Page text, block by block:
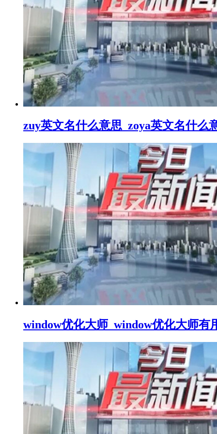
zuy英文名什么意思_zoya英文名什么
window优化大师_window优化大师有